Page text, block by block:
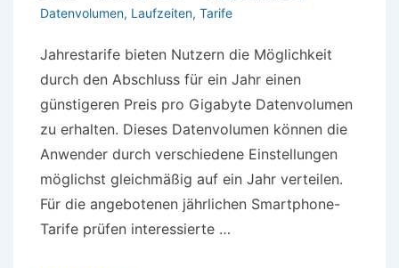
Datenvolumen, Laufzeiten, Tarife
Jahrestarife bieten Nutzern die Möglichkeit
durch den Abschluss für ein Jahr einen
günstigeren Preis pro Gigabyte Datenvolumen
zu erhalten. Dieses Datenvolumen können die
Anwender durch verschiedene Einstellungen
möglichst gleichmäßig auf ein Jahr verteilen.
Für die angebotenen jährlichen Smartphone-
Tarife prüfen interessierte …